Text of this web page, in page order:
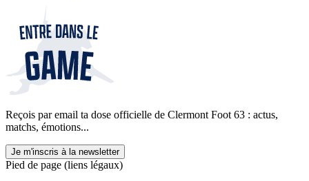
Reçois par email ta dose officielle de Clermont Foot 63 : actus,
matchs, émotions...
Je m'inscris à la newsletter
Pied de page (liens légaux)